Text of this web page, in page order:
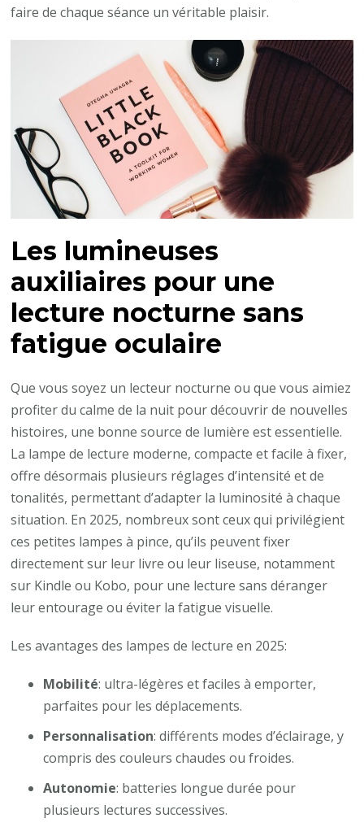
faire de chaque séance un véritable plaisir.
Les lumineuses
auxiliaires pour une
lecture nocturne sans
fatigue oculaire
Que vous soyez un lecteur nocturne ou que vous aimiez
profiter du calme de la nuit pour découvrir de nouvelles
histoires, une bonne source de lumière est essentielle.
La lampe de lecture moderne, compacte et facile à fixer,
offre désormais plusieurs réglages d’intensité et de
tonalités, permettant d’adapter la luminosité à chaque
situation. En 2025, nombreux sont ceux qui privilégient
ces petites lampes à pince, qu’ils peuvent fixer
directement sur leur livre ou leur liseuse, notamment
sur Kindle ou Kobo, pour une lecture sans déranger
leur entourage ou éviter la fatigue visuelle.
Les avantages des lampes de lecture en 2025:
Mobilité: ultra-légères et faciles à emporter,
parfaites pour les déplacements.
Personnalisation: différents modes d’éclairage, y
compris des couleurs chaudes ou froides.
Autonomie: batteries longue durée pour
plusieurs lectures successives.